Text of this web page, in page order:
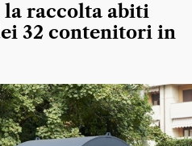
raccolta abiti
32 contenitori in